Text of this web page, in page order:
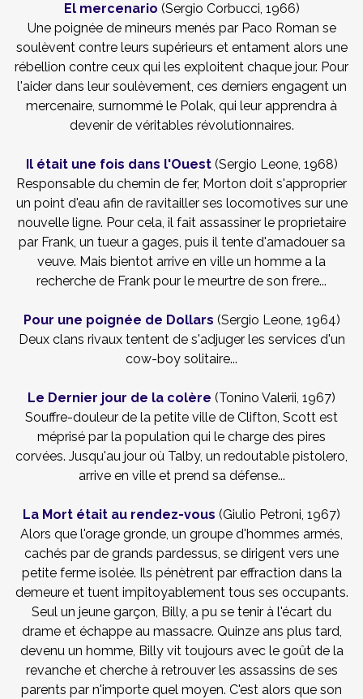
El mercenario (Sergio Corbucci, 1966)
Une poignée de mineurs menés par Paco Roman se
soulèvent contre leurs supérieurs et entament alors une
rébellion contre ceux qui les exploitent chaque jour. Pour
l'aider dans leur soulèvement, ces derniers engagent un
mercenaire, surnommé le Polak, qui leur apprendra à
devenir de véritables révolutionnaires.
Il était une fois dans l'Ouest(Sergio Leone, 1968)
Responsable du chemin de fer, Morton doit s'approprier
un point d'eau afin de ravitailler ses locomotives sur une
nouvelle ligne. Pour cela, il fait assassiner le proprietaire
par Frank, un tueur a gages, puis il tente d'amadouer sa
veuve. Mais bientot arrive en ville un homme a la
recherche de Frank pour le meurtre de son frere...
Pour une poignée de Dollars (Sergio Leone, 1964)
Deux clans rivaux tentent de s'adjuger les services d'un
cow-boy solitaire...
Le Dernier jour de la colère (Tonino Valerii, 1967)
Souffre-douleur de la petite ville de Clifton, Scott est
méprisé par la population qui le charge des pires
corvées. Jusqu'au jour où Talby, un redoutable pistolero,
arrive en ville et prend sa défense...
La Mort était au rendez-vous (Giulio Petroni, 1967)
Alors que l'orage gronde, un groupe d'hommes armés,
cachés par de grands pardessus, se dirigent vers une
petite ferme isolée. Ils pénètrent par effraction dans la
demeure et tuent impitoyablement tous ses occupants.
Seul un jeune garçon, Billy, a pu se tenir à l'écart du
drame et échappe au massacre. Quinze ans plus tard,
devenu un homme, Billy vit toujours avec le goût de la
revanche et cherche à retrouver les assassins de ses
parents par n'importe quel moyen. C'est alors que son